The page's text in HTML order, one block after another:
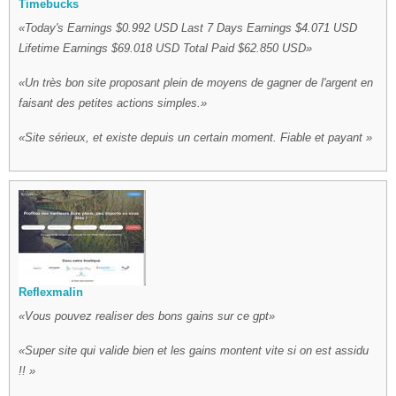
Timebucks
Today's Earnings $0.992 USD Last 7 Days Earnings $4.071 USD
Lifetime Earnings $69.018 USD Total Paid $62.850 USD
Un très bon site proposant plein de moyens de gagner de l'argent en
faisant des petites actions simples.
Site sérieux, et existe depuis un certain moment. Fiable et payant
Reflexmalin
Vous pouvez realiser des bons gains sur ce gpt
Super site qui valide bien et les gains montent vite si on est assidu
!!